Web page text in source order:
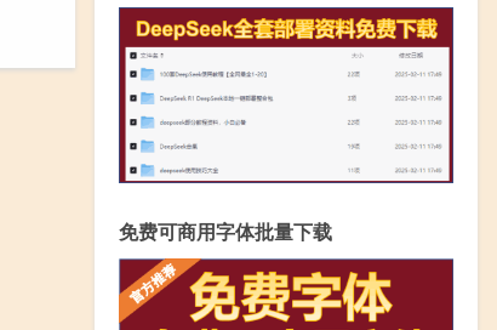
免费可商用字体批量下载